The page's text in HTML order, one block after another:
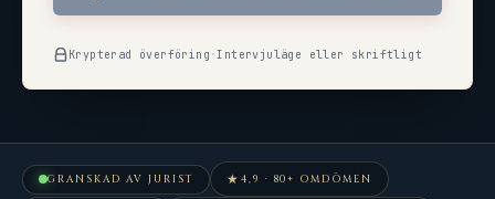
Krypterad överföring ·Intervjuläge eller skriftligt
GRANSKAD AV JURIST ★ 4,9 · 80+ OMDÖMEN